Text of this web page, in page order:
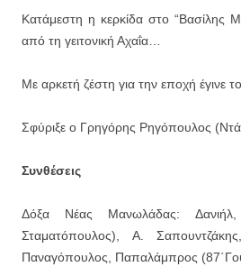
Κατάμεστη η κερκίδα στο “Βασίλης
από τη γειτονική Αχαΐα…
Με αρκετή ζέστη για την εποχή έγινε
Σφύριξε ο Γρηγόρης Ρηγόπουλος
Συνθέσεις
Δόξα Νέας Μανωλάδας:
Σταματόπουλος), Α.
Παναγόπουλος, Παπαλάμπρος